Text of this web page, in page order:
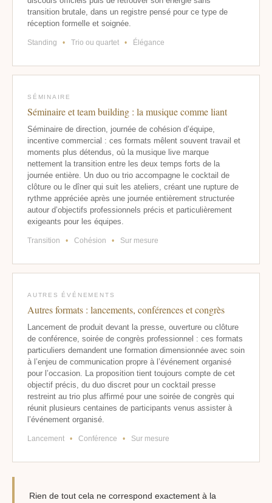
transition brutale, dans un registre pensé pour ce type de
réception formelle et soignée.
Standing • Trio ou quartet • Élégance
SÉMINAIRE
Séminaire et team building : la musique comme liant
Séminaire de direction, journée de cohésion d’équipe,
incentive commercial : ces formats mêlent souvent travail et
moments plus détendus, où la musique live marque
nettement la transition entre les deux temps forts de la
journée entière. Un duo ou trio accompagne le cocktail de
clôture ou le dîner qui suit les ateliers, créant une rupture de
rythme appréciée après une journée entièrement structurée
autour d’objectifs professionnels précis et particulièrement
exigeants pour les équipes.
Transition • Cohésion • Sur mesure
AUTRES ÉVÉNEMENTS
Autres formats : lancements, conférences et congrès
Lancement de produit devant la presse, ouverture ou clôture
de conférence, soirée de congrès professionnel : ces formats
particuliers demandent une formation dimensionnée avec soin
à l’enjeu de communication propre à l’événement organisé
pour l’occasion. La proposition tient toujours compte de cet
objectif précis, du duo discret pour un cocktail presse
restreint au trio plus affirmé pour une soirée de congrès qui
réunit plusieurs centaines de participants venus assister à
l’événement organisé.
Lancement • Conférence • Sur mesure
Rien de tout cela ne correspond exactement à la